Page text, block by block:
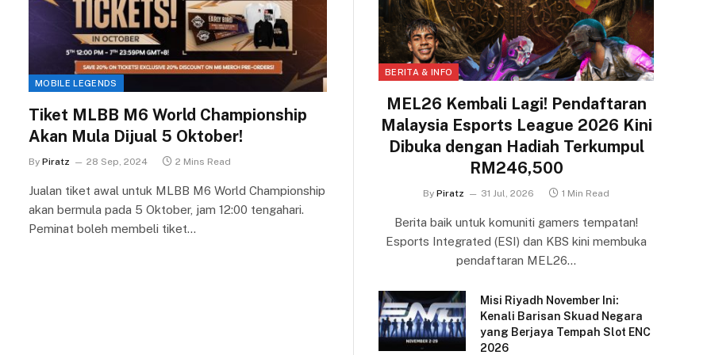
MOBILE LEGENDS
Tiket MLBB M6 World Championship
Akan Mula Dijual 5 Oktober!
By Piratz 28 Sep, 2024 2 Mins Read
Jualan tiket awal untuk MLBB M6 World Championship
akan bermula pada 5 Oktober, jam 12:00 tengahari.
Peminat boleh membeli tiket…
BERITA & INFO
MEL26 Kembali Lagi! Pendaftaran
Malaysia Esports League 2026 Kini
Dibuka dengan Hadiah Terkumpul
RM246,500
By Piratz 31 Jul, 2026 1 Min Read
Berita baik untuk komuniti gamers tempatan!
Esports Integrated (ESI) dan KBS kini membuka
pendaftaran MEL26…
Misi Riyadh November Ini:
Kenali Barisan Skuad Negara
yang Berjaya Tempah Slot ENC
2026